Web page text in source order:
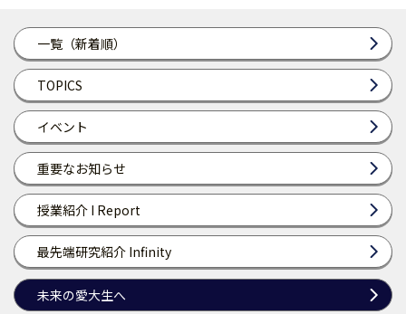
一覧（新着順）
TOPICS
イベント
重要なお知らせ
授業紹介 I Report
最先端研究紹介 Infinity
未来の愛大生へ